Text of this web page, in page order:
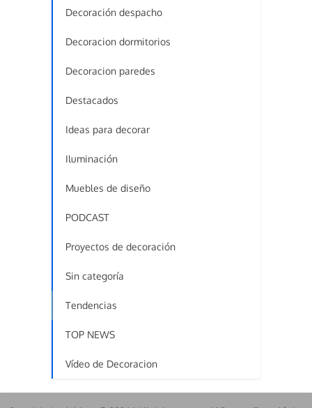
Decoración despacho
Decoracion dormitorios
Decoracion paredes
Destacados
Ideas para decorar
Iluminación
Muebles de diseño
PODCAST
Proyectos de decoración
Sin categoría
Tendencias
TOP NEWS
Vídeo de Decoracion